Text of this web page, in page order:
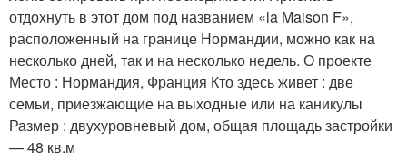
отдохнуть в этот дом под названием «la Maison F»,
расположенный на границе Нормандии, можно как на
несколько дней, так и на несколько недель. О проекте
Место : Нормандия, Франция Кто здесь живет : две
семьи, приезжающие на выходные или на каникулы
Размер : двухуровневый дом, общая площадь застройки
— 48 кв.м